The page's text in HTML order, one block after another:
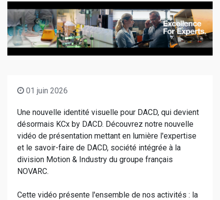
01 juin 2026
Une nouvelle identité visuelle pour DACD, qui devient
désormais KCx by DACD. Découvrez notre nouvelle
vidéo de présentation mettant en lumière l'expertise
et le savoir-faire de DACD, société intégrée à la
division Motion & Industry du groupe français
NOVARC.
Cette vidéo présente l'ensemble de nos activités : la